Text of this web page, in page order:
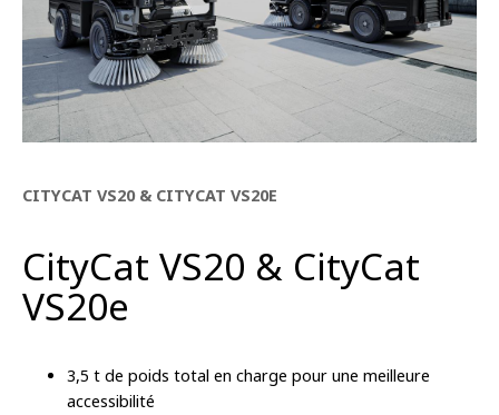
CITYCAT VS20 & CITYCAT VS20E
CityCat VS20 & CityCat
VS20e
3,5 t de poids total en charge pour une meilleure
accessibilité